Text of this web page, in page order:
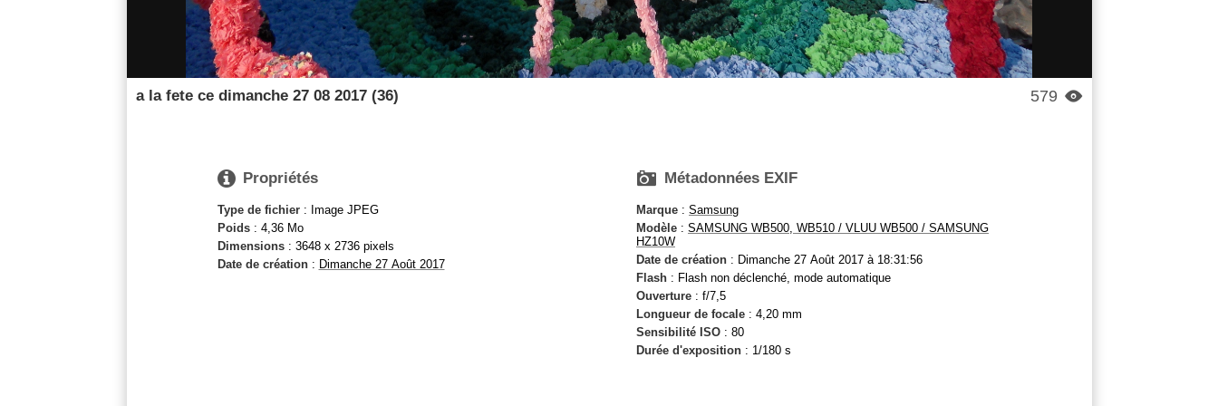
579 
a la fete ce dimanche 27 08 2017 (36)
 Propriétés
Type de fichier: Image JPEG
Poids: 4,36 Mo
Dimensions: 3648 x 2736 pixels
Date de création: Dimanche 27 Août 2017
 Métadonnées EXIF
Marque : Samsung
Modèle : SAMSUNG WB500, WB510 / VLUU WB500 / SAMSUNG
HZ10W
Date de création : Dimanche 27 Août 2017 à 18:31:56
Flash : Flash non déclenché, mode automatique
Ouverture : f/7,5
Longueur de focale : 4,20 mm
Sensibilité ISO : 80
Durée d'exposition : 1/180 s